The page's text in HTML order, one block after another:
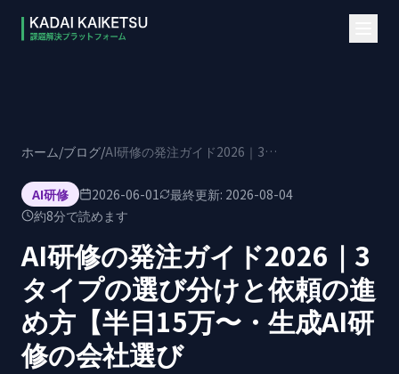
ホーム/ブログ/ AI研修の発注ガイド2026｜3タイプの選び分けと依頼の進め方【半日15万〜・生成AI研修の会社選び
AI研修 2026-06-01 最終更新: 2026-08-04
約8分で読めます
AI研修の発注ガイド2026｜3
タイプの選び分けと依頼の進
め方【半日15万〜・生成AI研
修の会社選び